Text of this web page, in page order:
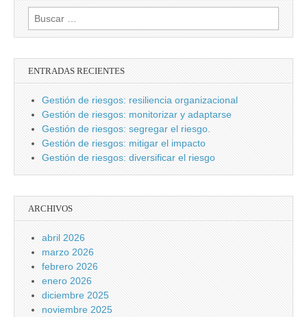
Buscar:
ENTRADAS RECIENTES
Gestión de riesgos: resiliencia organizacional
Gestión de riesgos: monitorizar y adaptarse
Gestión de riesgos: segregar el riesgo.
Gestión de riesgos: mitigar el impacto
Gestión de riesgos: diversificar el riesgo
ARCHIVOS
abril 2026
marzo 2026
febrero 2026
enero 2026
diciembre 2025
noviembre 2025